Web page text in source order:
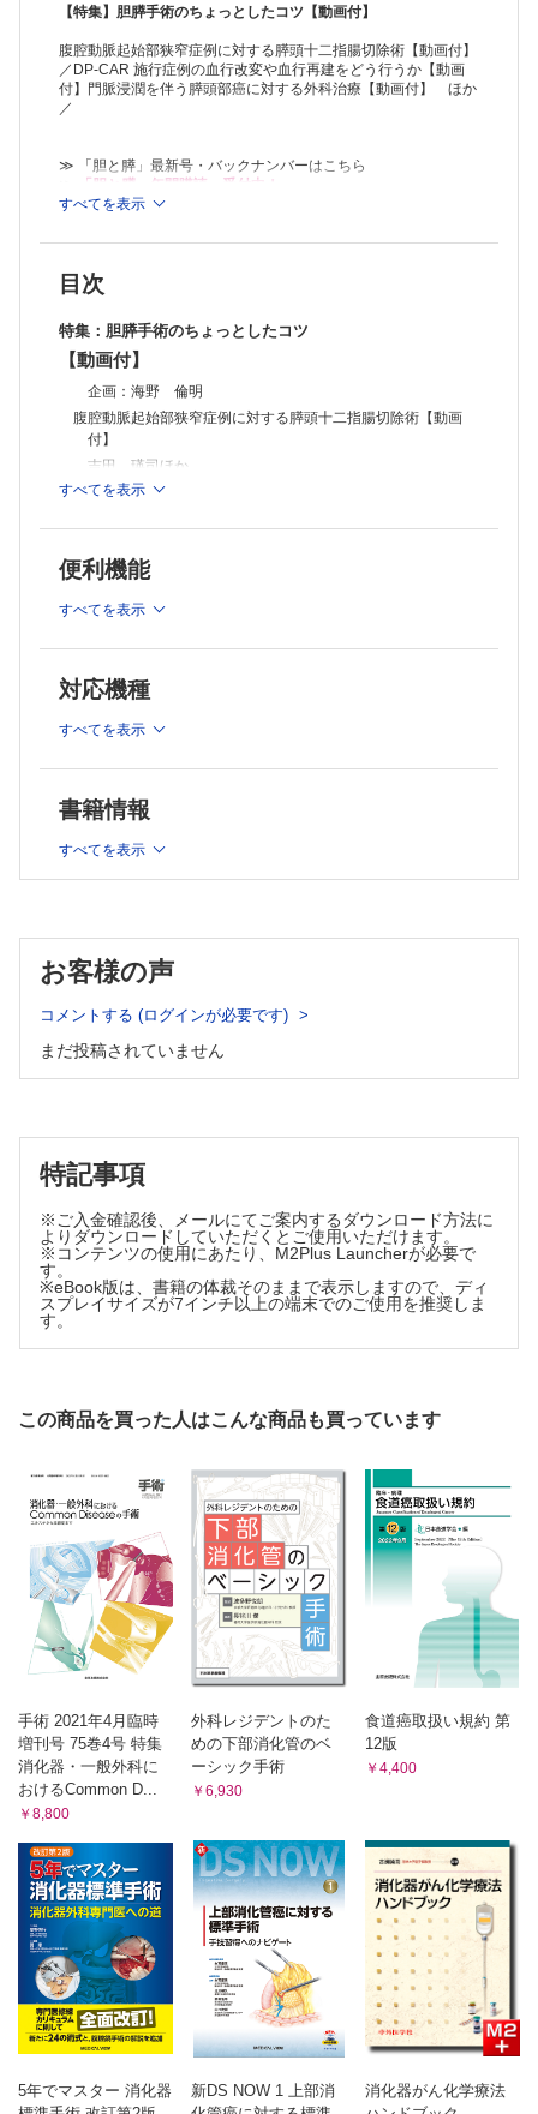
膵癌術前審査腹腔鏡をどう行う？【動画付】
安全で低侵襲で繰り返し実施可能な腹腔洗浄細胞診の実現にむけて～
Percutaneous Abdominal lavage Cytology Screening（PACS）～
海野 良介ほか
縫合不全が少ない膵空腸吻合をどう行う？【動画付】
膵体尾部切除の断端閉鎖をどう行う？【動画付】
馬場 逸人ほか
ロボット支援下 Warshaw手術～脾温存のための脾血流評価の取り組み
澁谷 誠ほか
膵頭十二指腸切除術後のドレーン管理をどうする？【動画付】
川井 学
付】
内田 広夫ほか
中西 喜嗣ほか
狭窄の少ない胆管吻合をどう行う？～新規胆管空腸吻合「T吻合」～
【動画付】
山本皓太郎ほか
ロボット支援下胆管空腸吻合をどう行う？【動画付】
急性胆囊炎に対する Bailout手術はどう行う？【動画付】
膵頭十二指腸切除術における周術期予防的抗菌薬について
肝門部領域胆管癌周術期におけるシンバイオティクス療法の有用性
戸子台和哲ほか
【特集】胆膵手術のちょっとしたコツ【動画付】
腹腔動脈起始部狭窄症例に対する膵頭十二指腸切除術【動画付】
／DP-CAR 施行症例の血行改変や血行再建をどう行うか【動画
付】門脈浸潤を伴う膵頭部癌に対する外科治療【動画付】 ほか
／
≫ 「胆と膵」最新号・バックナンバーはこちら
「胆と膵」年間購読、受付中！
「購入済ライセンス一覧」よりオンライン環境でPDF版をご覧い
すべてを表示
目次
特集：胆膵手術のちょっとしたコツ
【動画付】
企画：海野 倫明
腹腔動脈起始部狭窄症例に対する膵頭十二指腸切除術【動画
付】
吉田 瑛司ほか
DP-CAR施行症例の血行改変や血行再建をどう行うか【動画
門脈浸潤を伴う膵頭部癌に対する外科治療【動画付】
術後門脈狭窄・閉塞の治療
新槇 剛
画付】
山田 豪ほか
山木 壮ほか
安全で低侵襲で繰り返し実施可能な腹腔洗浄細胞診の実現にむ
けて～Percutaneous Abdominal lavage Cytology
Screening（PACS）～
馬場 逸人ほか
取り組み～【動画付】
澁谷 誠ほか
膵頭十二指腸切除術後のドレーン管理をどうする？【動画付】
内田 広夫ほか
か？
中西 喜嗣ほか
狭窄の少ない胆管吻合をどう行う？～新規胆管空腸吻合「T吻
合」～【動画付】
ロボット支援下胆管空腸吻合をどう行う？【動画付】
渡邉 学ほか
北濱 卓実ほか
肝門部領域胆管癌周術期におけるシンバイオティクス療法の有
菊地祐太郎ほか
原発性硬化性胆管炎（PSC）に対する肝移植の適応
戸子台和哲ほか
すべてを表示
便利機能
すべてを表示
対応機種
すべてを表示
書籍情報
すべてを表示
お客様の声
コメントする (ログインが必要です)
まだ投稿されていません
特記事項
※ご入金確認後、メールにてご案内するダウンロード方法に
よりダウンロードしていただくとご使用いただけます。
※コンテンツの使用にあたり、M2Plus Launcherが必要で
す。
※eBook版は、書籍の体裁そのままで表示しますので、ディ
スプレイサイズが7インチ以上の端末でのご使用を推奨しま
す。
この商品を買った人はこんな商品も買っています
手術 2021年4月臨時
増刊号 75巻4号 特集
消化器・一般外科に
おけるCommon D...
￥8,800
外科レジデントのた
めの下部消化管のベ
ーシック手術
￥6,930
食道癌取扱い規約 第
12版
￥4,400
5年でマスター 消化器
新DS NOW 1 上部消
消化器がん化学療法